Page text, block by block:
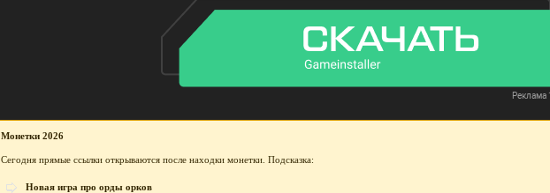
Монетки 2026
Сегодня прямые ссылки открываются после находки монетки. Подсказка:
Новая игра про орды орков